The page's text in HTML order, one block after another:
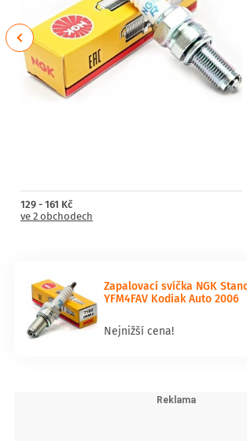
129 - 161 Kč
ve 2 obchodech
Previous
Zapalovací svíčka NGK
YFM4FAV Kodiak Auto 2006
Nejnižší cena!